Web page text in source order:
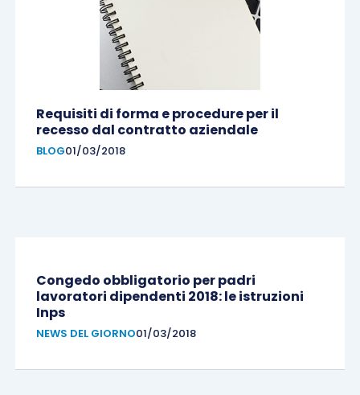
Requisiti di forma e procedure per il
recesso dal contratto aziendale
BLOG01/03/2018
Congedo obbligatorio per padri
lavoratori dipendenti 2018: le istruzioni
Inps
NEWS DEL GIORNO01/03/2018